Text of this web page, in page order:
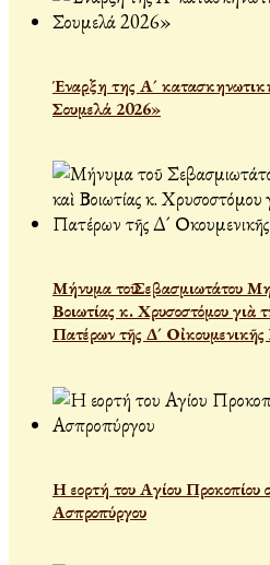
Έναρξη της Α´
Σουμελά 2026»
Μήνυμα τοῦ Σεβασμιωτάτου
Βοιωτίας κ. Χρυσοστόμου γιὰ
Πατέρων τῆς Δ´ Οἰκουμενικῆς
Η εορτή του Αγίου
Ασπροπύργου